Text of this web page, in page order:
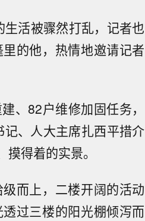
活被骤然打乱，记者也
的他，热情地邀请记者
、82户维修加固任务，
、人大主席扎西平措介
得着的实景。
而上，二楼开阔的活动
过三楼的阳光棚倾泻而